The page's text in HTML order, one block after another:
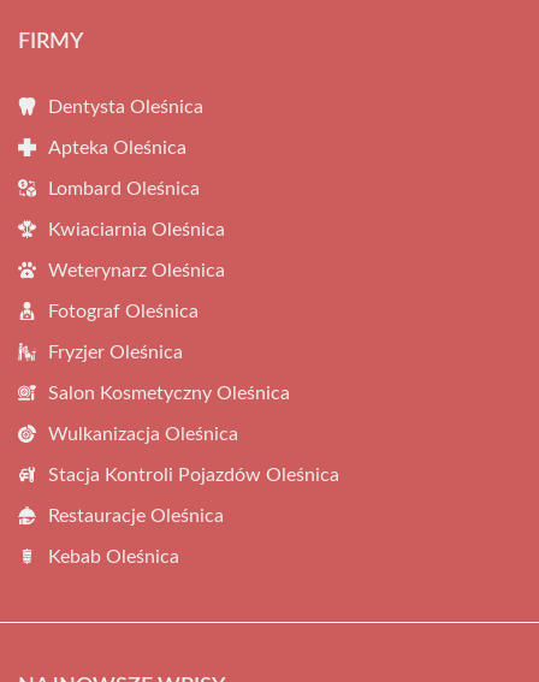
FIRMY
Dentysta Oleśnica
Apteka Oleśnica
Lombard Oleśnica
Kwiaciarnia Oleśnica
Weterynarz Oleśnica
Fotograf Oleśnica
Fryzjer Oleśnica
Salon Kosmetyczny Oleśnica
Wulkanizacja Oleśnica
Stacja Kontroli Pojazdów Oleśnica
Restauracje Oleśnica
Kebab Oleśnica